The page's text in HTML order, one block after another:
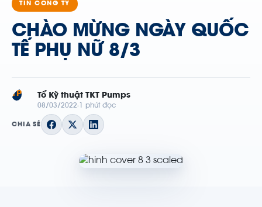
TIN CÔNG TY
CHÀO MỪNG NGÀY QUỐC
TẾ PHỤ NỮ 8/3
TP Tổ Kỹ thuật TKT Pumps
08/03/2022 1 phút đọc
CHIA SẺ